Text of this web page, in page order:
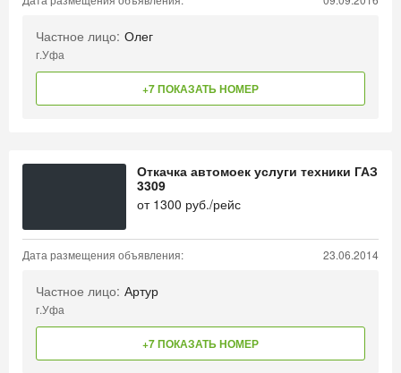
Частное лицо: Олег
г.Уфа
+7 ПОКАЗАТЬ НОМЕР
Откачка автомоек услуги техники ГАЗ
3309
от 1300 руб./рейс
Дата размещения объявления: 23.06.2014
Частное лицо: Артур
г.Уфа
+7 ПОКАЗАТЬ НОМЕР